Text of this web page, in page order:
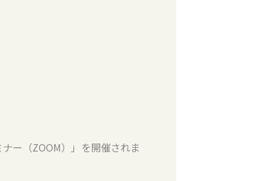
ー（ZOOM）」を開催されま